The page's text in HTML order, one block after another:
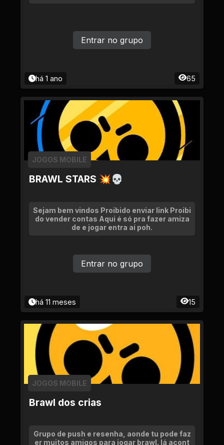
há 1 ano 65
Entrar no grupo
BRAWL STARS 💥💀
JOGOS MOBILE
Sejam bem vindos Proibido enviar link Proibi
do vender contas Aqui é só pra fazer amiza
de e jogar entra aí poh.
há 11 meses 15
Entrar no grupo
Brawl dos crias
JOGOS MOBILE
Grupo de push e resenha, aonde tu pode faz
er muitos amigos para jogar brawl. lá acont